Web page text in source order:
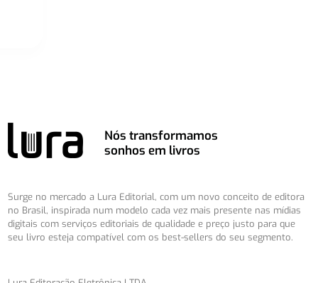
Nós transformamos
sonhos em livros
Surge no mercado a Lura Editorial, com um novo conceito de editora
no Brasil, inspirada num modelo cada vez mais presente nas mídias
digitais com serviços editoriais de qualidade e preço justo para que
seu livro esteja compatível com os best-sellers do seu segmento.